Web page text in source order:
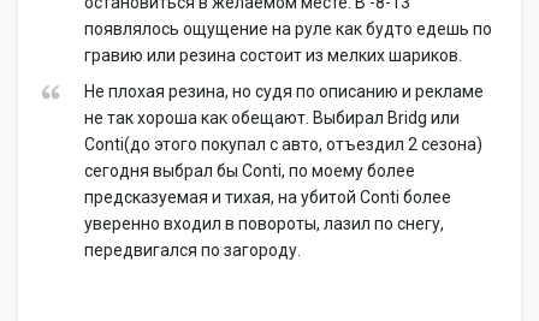
появлялось ощущение на руле как будто едешь по
гравию или резина состоит из мелких шариков.
Не плохая резина, но судя по описанию и рекламе
не так хороша как обещают. Выбирал Bridg или
Conti(до этого покупал с авто, отъездил 2 сезона)
сегодня выбрал бы Conti, по моему более
предсказуемая и тихая, на убитой Conti более
уверенно входил в повороты, лазил по снегу,
передвигался по загороду.